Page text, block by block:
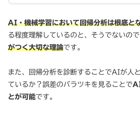
AI・機械学習において回帰分析は根底と
る程度理解しているのと、そうでないの
がつく大切な理論です。
また、回帰分析を診断することでAIが人
ているか？誤差のバラツキを見ることで
とが可能です。